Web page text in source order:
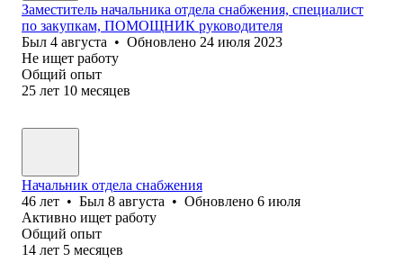
Заместитель начальника отдела снабжения, специалист
по закупкам, ПОМОЩНИК руководителя
Был 4 августа • Обновлено 24 июля 2023
Не ищет работу
Общий опыт
25 лет 10 месяцев
Начальник отдела снабжения
46 лет • Был 8 августа • Обновлено 6 июля
Активно ищет работу
Общий опыт
14 лет 5 месяцев